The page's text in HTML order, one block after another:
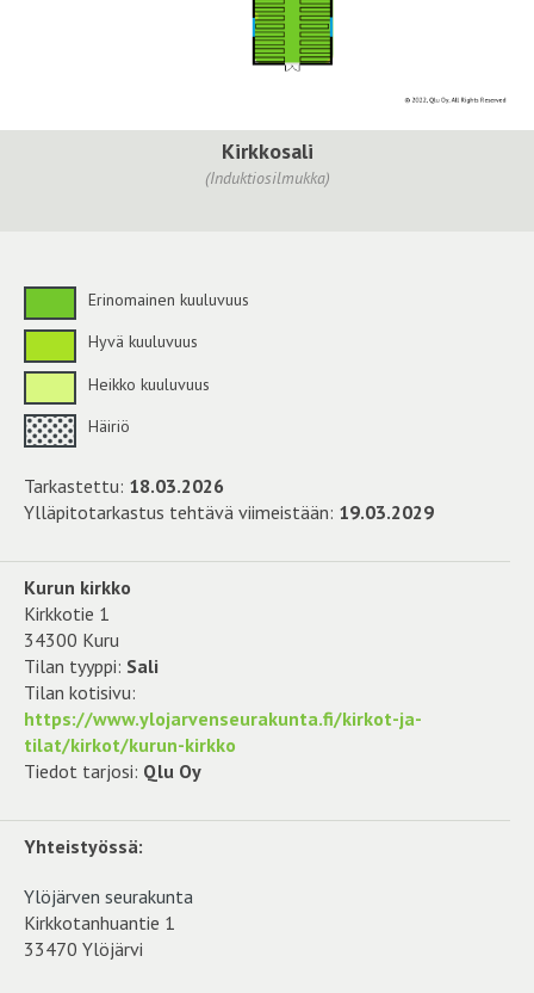
Kirkkosali
(Induktiosilmukka)
Erinomainen kuuluvuus
Hyvä kuuluvuus
Heikko kuuluvuus
Häiriö
Tarkastettu: 18.03.2026
Ylläpitotarkastus tehtävä viimeistään: 19.03.2029
Kurun kirkko
Kirkkotie 1
34300 Kuru
Tilan tyyppi: Sali
Tilan kotisivu:
https://www.ylojarvenseurakunta.fi/kirkot-ja-
tilat/kirkot/kurun-kirkko
Tiedot tarjosi: Qlu Oy
Yhteistyössä:
Ylöjärven seurakunta
Kirkkotanhuantie 1
33470 Ylöjärvi